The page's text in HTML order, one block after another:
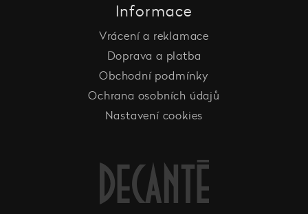
Informace
Vrácení a reklamace
Doprava a platba
Obchodní podmínky
Ochrana osobních údajů
Nastavení cookies